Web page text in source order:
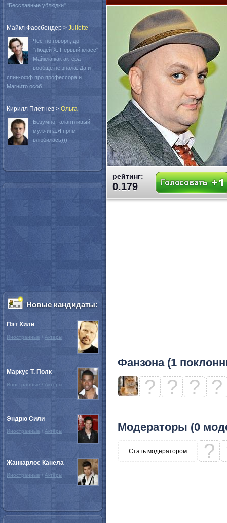
рейтинг:
0.179
Фанзона (1
? ? ? ?
Модераторы (0
Стать модератором ?
"Бесславные ублюдки"...
Майкл Фассбендер > Juliette
Честно говоря, до
"Людей Х: Первый класс"
Майкла как актера
вообще не знала. Да и
спин-офф про профессора и
Магнито особ...
Кирилл Плетнев > Oльга
Безумно талантливый
мужчина.Я прям
влюбилась)))
Новые кандидаты:
Пэт Хили
Иностранные / Актёры
Маркус Т. Полк
Иностранные / Актёры
Эндрю Сили
Иностранные / Актёры
Жанкарлос Канела
Иностранные / Актёры